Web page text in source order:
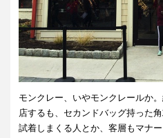
モンクレー、いやモンクレールか
店するも、セカンドバッグ持った
試着しまくる人とか、客層もマナ